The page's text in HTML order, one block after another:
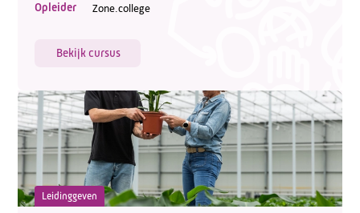
Opleider Zone.college
Bekijk cursus
Leidinggeven